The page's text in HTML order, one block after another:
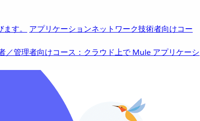
す。 アプリケーションネットワーク技術者向けコー
／管理者向けコース：クラウド上で Mule アプリケーシ